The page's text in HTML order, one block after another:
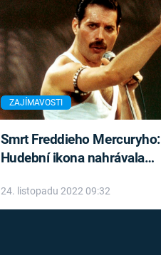
ZAJÍMAVOSTI
Smrt Freddieho Mercuryho:
Hudební ikona nahrávala
léky
24. listopadu 2022 09:32